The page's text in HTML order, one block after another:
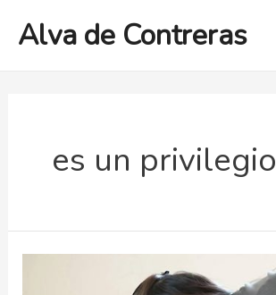
Alva de Contreras
es un privilegio